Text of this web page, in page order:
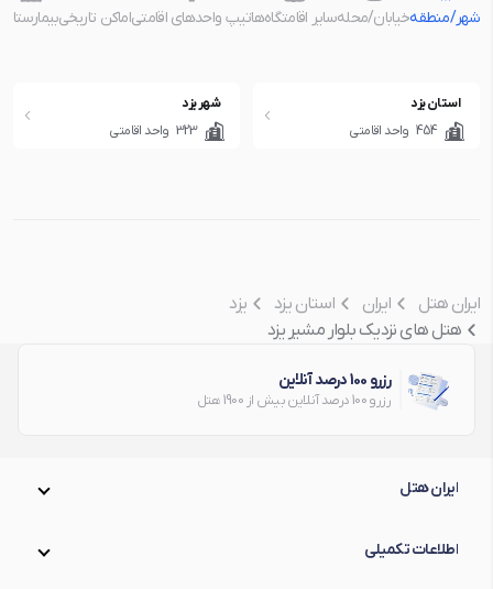
شهر/منطقهخیابان/محلهسایر اقامتگاه‌هاتیپ واحدهای اقامتیاماکن تاریخیبیمارستان
استان یزد
454 واحد اقامتی
شهر یزد
323 واحد اقامتی
ایران هتل ایران استان یزد
یزد
هتل های نزدیک بلوار مشیر یزد
رزرو 100 درصد آنلاین
رزرو 100 درصد آنلاین بیش از 1900 هتل
ایران هتل
اطلاعات تکمیلی